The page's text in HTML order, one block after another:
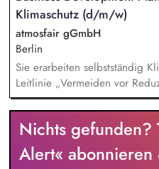
Vertrauen schaffen, Angebot
sichern. Echter Impact im
Hausbesitzer:innen,
Wärmepumpen- oder
und Dynamic Pulse zu
sprichst mit warmen Leads,
Interessent:innen, die bereits
und Heartbeat AI nutzen
Klimaschutz (d/m/w)
atmosfair gGmbH
Berlin
Sie erarbeiten selbstständig
Leitlinie „Vermeiden vor
Nichts gefunden?
Alert« abonnieren